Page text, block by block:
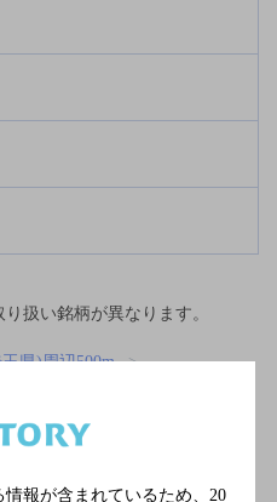
扱い銘柄が異なります。
県)周辺500m
める,7,000円以上～10,000円未
報が含まれているため、 20